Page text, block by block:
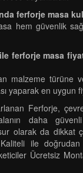
ferforje masa
hem güvenlik
ferforje masa
malzeme türüne
yaparak en uygun
Ferforje,
daha güvenli
olarak da dikkat
ile
Ücretsiz